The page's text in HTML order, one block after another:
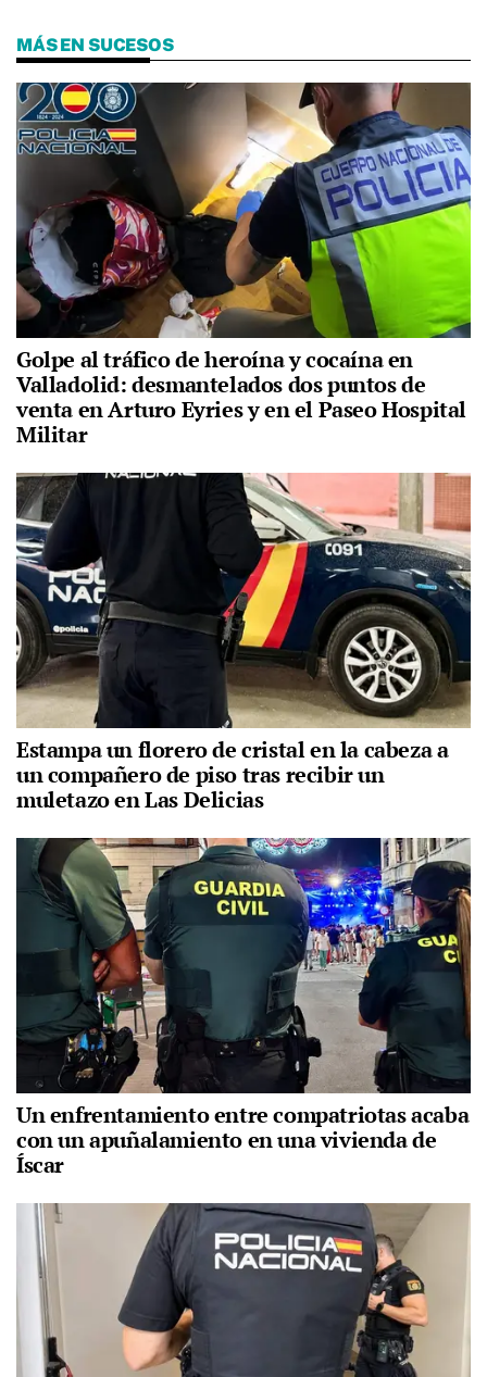
MÁS EN SUCESOS
Golpe al tráfico de heroína y cocaína en
Valladolid: desmantelados dos puntos de
venta en Arturo Eyries y en el Paseo Hospital
Militar
Estampa un florero de cristal en la cabeza a
un compañero de piso tras recibir un
muletazo en Las Delicias
Un enfrentamiento entre compatriotas acaba
con un apuñalamiento en una vivienda de
Íscar